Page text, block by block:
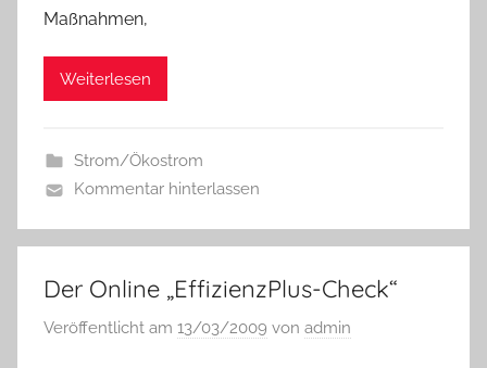
Maßnahmen,
Weiterlesen
Strom/Ökostrom
Kommentar hinterlassen
Der Online „EffizienzPlus-Check“
Veröffentlicht am 13/03/2009 von admin